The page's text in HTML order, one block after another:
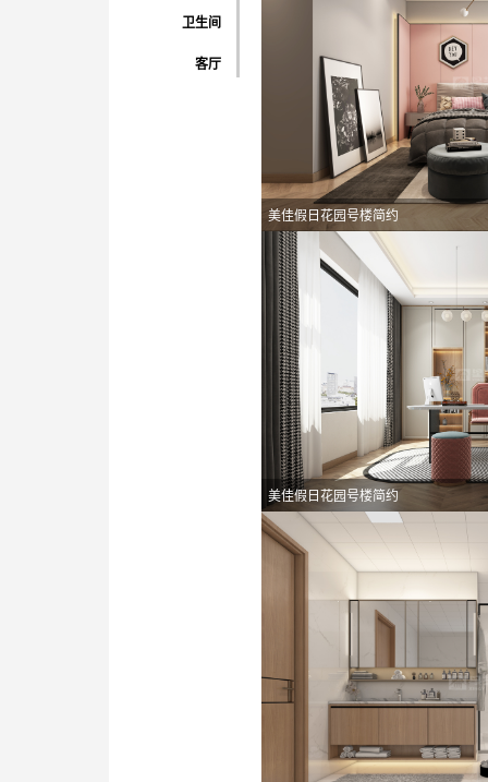
卫生间
客厅
美佳假日花园号楼简约
美佳假日花园号楼简约